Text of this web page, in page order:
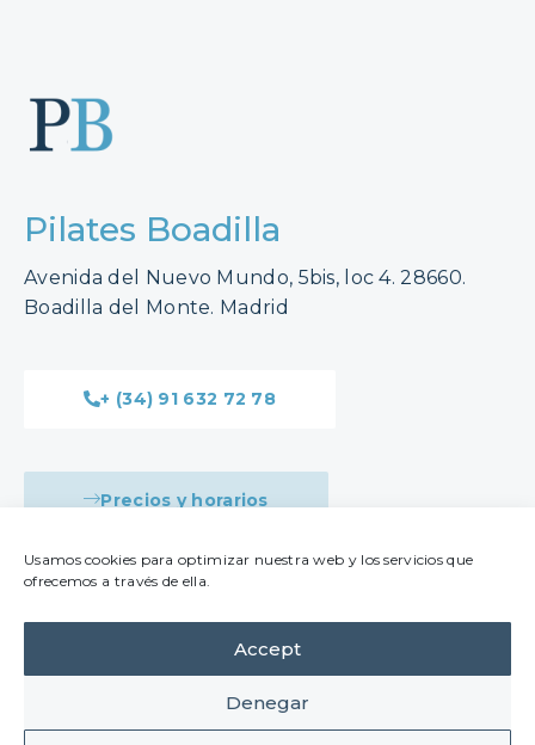
Usamos cookies para optimizar nuestra web y los servicios que
ofrecemos a través de ella.
Accept
Denegar
Pilates Boadilla
Avenida del Nuevo Mundo, 5bis, loc 4. 28660.
Boadilla del Monte. Madrid
+ (34) 91 632 72 78
Precios y horarios